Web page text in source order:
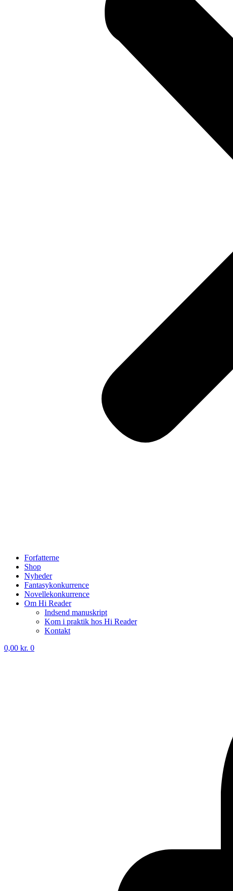
Forfatterne
Shop
Nyheder
Fantasykonkurrence
Novellekonkurrence
Om Hi Reader
Indsend manuskript
Kom i praktik hos Hi Reader
Kontakt
0,00 kr. 0